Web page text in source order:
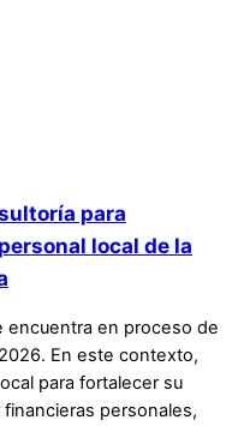
para
local de la
encuentra en proceso de
En este contexto,
para fortalecer su
personales,